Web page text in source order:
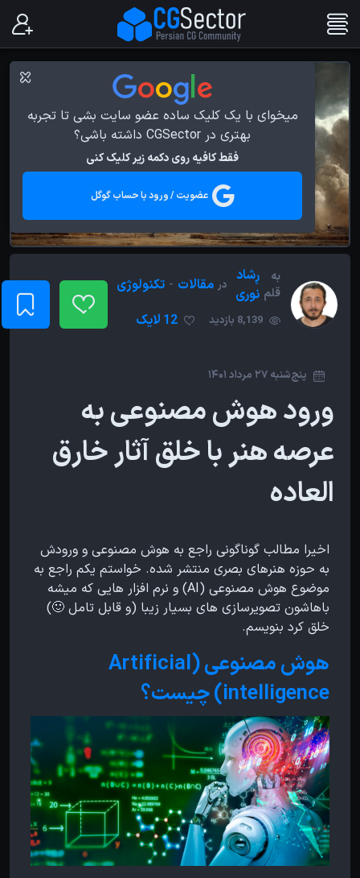
میخوای با یک کلیک ساده عضو سایت بشی تا تجربه
بهتری در CGSector داشته باشی؟
فقط کافیه روی دکمه زیر کلیک کنی
عضویت / ورود با حساب گوگل
به
قلم
رِشاد
نوری
در مقالات - تکنولوژی
8,139 بازدید 12 لایک
پنج‌شنبه 27 مرداد 1401
ورود هوش مصنوعی به
عرصه هنر با خلق آثار خارق
العاده
اخیرا مطالب گوناگونی راجع به هوش مصنوعی و ورودش
به حوزه هنرهای بصری منتشر شده. خواستم یکم راجع به
موضوع هوش مصنوعی (AI) و نرم افزار هایی که میشه
باهاشون تصویرسازی های بسیار زیبا (و قابل تامل 🙂)
خلق کرد بنویسم.
هوش مصنوعی (Artificial
intelligence) چیست؟